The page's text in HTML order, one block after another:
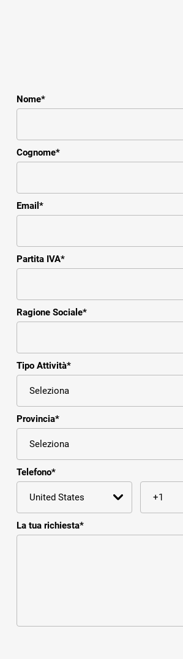
Nome*
Cognome*
Email *
Partita IVA*
Ragione Sociale*
Tipo Attività*
Provincia*
Telefono*
La tua richiesta*